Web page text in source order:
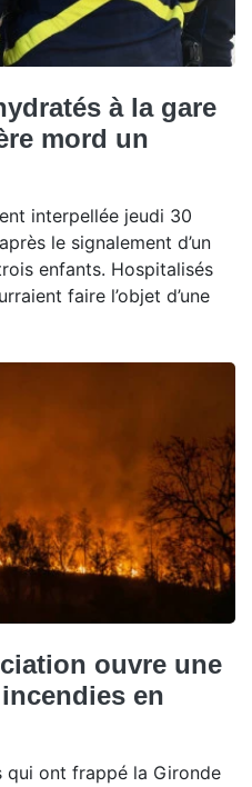
à la gare
mord un
interpellée jeudi 30
le signalement d’un
enfants. Hospitalisés
faire l’objet d’une
ouvre une
en
qui ont frappé la Gironde